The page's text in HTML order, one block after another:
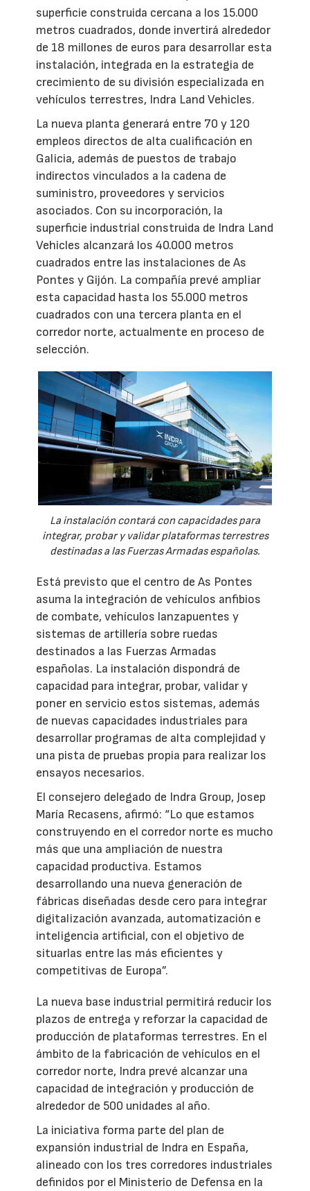
superficie construida cercana a los 15.000
metros cuadrados, donde invertirá alrededor
de 18 millones de euros para desarrollar esta
instalación, integrada en la estrategia de
crecimiento de su división especializada en
vehículos terrestres, Indra Land Vehicles.
La nueva planta generará entre 70 y 120
empleos directos de alta cualificación en
Galicia, además de puestos de trabajo
indirectos vinculados a la cadena de
suministro, proveedores y servicios
asociados. Con su incorporación, la
superficie industrial construida de Indra Land
Vehicles alcanzará los 40.000 metros
cuadrados entre las instalaciones de As
Pontes y Gijón. La compañía prevé ampliar
esta capacidad hasta los 55.000 metros
cuadrados con una tercera planta en el
corredor norte, actualmente en proceso de
selección.
La instalación contará con capacidades para
integrar, probar y validar plataformas terrestres
destinadas a las Fuerzas Armadas españolas.
Está previsto que el centro de As Pontes
asuma la integración de vehículos anfibios
de combate, vehículos lanzapuentes y
sistemas de artillería sobre ruedas
destinados a las Fuerzas Armadas
españolas. La instalación dispondrá de
capacidad para integrar, probar, validar y
poner en servicio estos sistemas, además
de nuevas capacidades industriales para
desarrollar programas de alta complejidad y
una pista de pruebas propia para realizar los
ensayos necesarios.
El consejero delegado de Indra Group, Josep
María Recasens, afirmó: “Lo que estamos
construyendo en el corredor norte es mucho
más que una ampliación de nuestra
capacidad productiva. Estamos
desarrollando una nueva generación de
fábricas diseñadas desde cero para integrar
digitalización avanzada, automatización e
inteligencia artificial, con el objetivo de
situarlas entre las más eficientes y
competitivas de Europa”.
La nueva base industrial permitirá reducir los
plazos de entrega y reforzar la capacidad de
producción de plataformas terrestres. En el
ámbito de la fabricación de vehículos en el
corredor norte, Indra prevé alcanzar una
capacidad de integración y producción de
alrededor de 500 unidades al año.
La iniciativa forma parte del plan de
expansión industrial de Indra en España,
alineado con los tres corredores industriales
definidos por el Ministerio de Defensa en la